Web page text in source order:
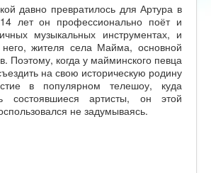
давно превратилось для Артура в
лет он профессионально поёт и
музыкальных инструментах, и
жителя села Майма, основной
Поэтому, когда у майминского певца
на свою историческую родину
в популярном телешоу, куда
состоявшиеся артисты, он этой
не задумываясь.